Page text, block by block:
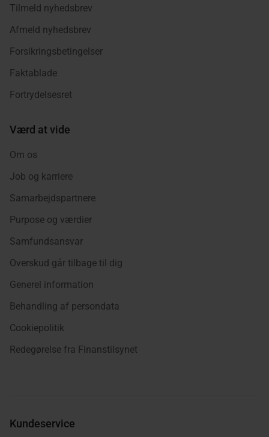
Tilmeld nyhedsbrev
Afmeld nyhedsbrev
Forsikringsbetingelser
Faktablade
Fortrydelsesret
Værd at vide
Om os
Job og karriere
Samarbejdspartnere
Purpose og værdier
Samfundsansvar
Overskud går tilbage til dig
Generel information
Behandling af persondata
Cookiepolitik
Redegørelse fra Finanstilsynet
Kundeservice